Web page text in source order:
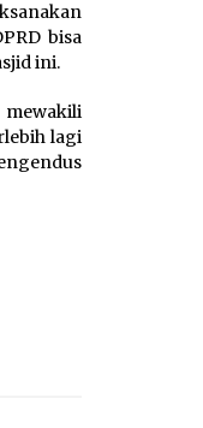
bisa
ini.
mewakili
lagi